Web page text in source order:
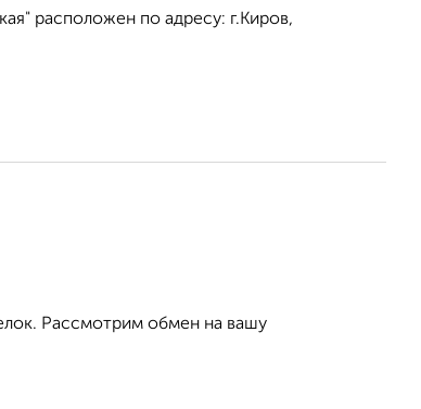
расположен по адресу: г.Киров,
Рассмотрим обмен на вашу